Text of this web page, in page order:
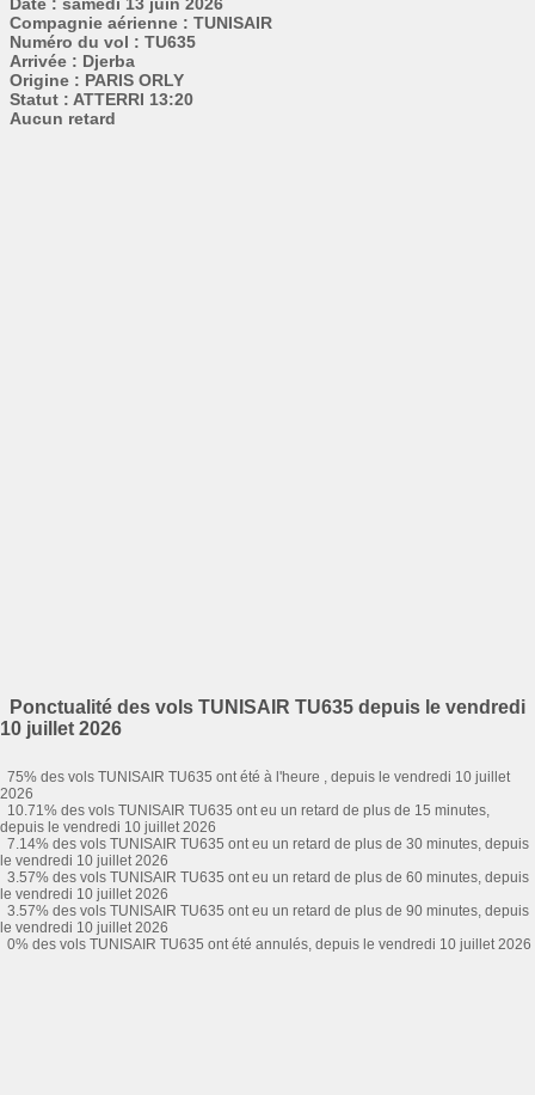
Compagnie aérienne : TUNISAIR
Numéro du vol : TU635
Arrivée : Djerba
Origine : PARIS ORLY
Statut : ATTERRI 13:20
Aucun retard
Ponctualité des vols TUNISAIR TU635 depuis le vendredi
10 juillet 2026
75% des vols TUNISAIR TU635 ont été à l'heure , depuis le vendredi 10 juillet
2026
10.71% des vols TUNISAIR TU635 ont eu un retard de plus de 15 minutes,
depuis le vendredi 10 juillet 2026
7.14% des vols TUNISAIR TU635 ont eu un retard de plus de 30 minutes, depuis
le vendredi 10 juillet 2026
3.57% des vols TUNISAIR TU635 ont eu un retard de plus de 60 minutes, depuis
le vendredi 10 juillet 2026
3.57% des vols TUNISAIR TU635 ont eu un retard de plus de 90 minutes, depuis
le vendredi 10 juillet 2026
0% des vols TUNISAIR TU635 ont été annulés, depuis le vendredi 10 juillet 2026